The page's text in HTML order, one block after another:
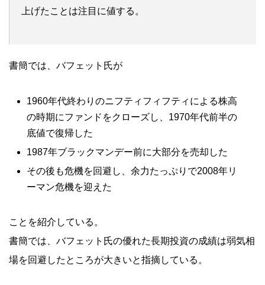
上げたことは注目に値する。
書簡では、バフェット氏が
1960年代終わりのニフティフィフティによる株高
の時期にファンドをクローズし、1970年代前半の
底値で復帰した
1987年ブラックマンデー前に大部分を売却した
その後も危機を回避し、余力たっぷりで2008年リ
ーマン危機を迎えた
ことを紹介している。
書簡では、バフェット氏の優れた長期投資の成績は弱気相
場を回避したところが大きいと指摘している。